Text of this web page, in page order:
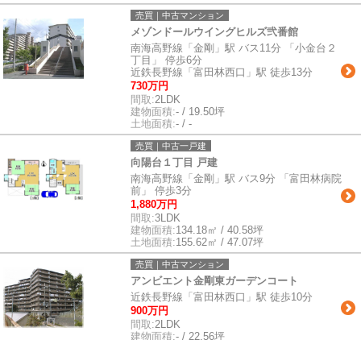
売買｜中古マンション
メゾンドールウイングヒルズ弐番館
南海高野線「金剛」駅 バス11分 「小金台２
丁目」 停歩6分
近鉄長野線「富田林西口」駅 徒歩13分
730万円
間取:2LDK
建物面積:- / 19.50坪
土地面積:- / -
売買｜中古一戸建
向陽台１丁目 戸建
南海高野線「金剛」駅 バス9分 「富田林病院
前」 停歩3分
1,880万円
間取:3LDK
建物面積:134.18㎡ / 40.58坪
土地面積:155.62㎡ / 47.07坪
売買｜中古マンション
アンビエント金剛東ガーデンコート
近鉄長野線「富田林西口」駅 徒歩10分
900万円
間取:2LDK
建物面積:- / 22.56坪